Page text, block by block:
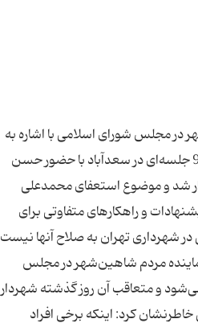
در مجلس شورای اسلامی با اشاره به
استعفای محمدعلی نجفی از شهرداری تهران گفت: روز پنجشنبه هفته گذشته 16 فروردین 97 جلسه‌ای در سعدآباد با حضور حسن
شد و موضوع استعفای محمدعلی
و راهکارهای متفاوتی برای
شهرداری تهران به صلاح‌ آنها نیست
مردم شاهین‌شهر در مجلس
و متعاقب آن روز گذشته شهردار
کرد: اینکه برخی افراد